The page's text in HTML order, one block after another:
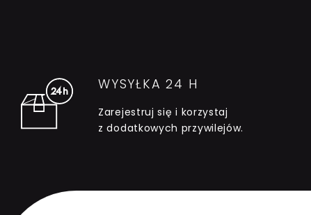
WYSYŁKA 24 H
Zarejestruj się i korzystaj
z dodatkowych przywilejów.